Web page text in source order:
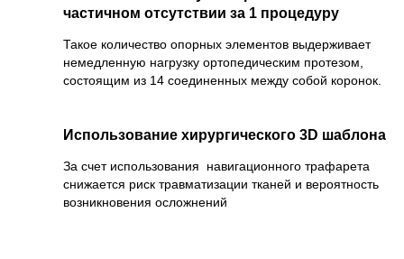
частичном отсутствии за 1 процедуру
Такое количество опорных элементов выдерживает
немедленную нагрузку ортопедическим протезом,
состоящим из 14 соединенных между собой коронок.
Использование хирургического 3D шаблона
За счет использования навигационного трафарета
снижается риск травматизации тканей и вероятность
возникновения осложнений